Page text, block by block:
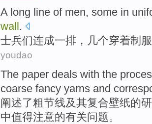
A long line of men, some in
wall .
士兵们连成一排 ， 几个穿着制
youdao
The paper deals with the
coarse fancy yarns and
阐述了粗节线及其复合壁纸的
中值得注意的有关问题。